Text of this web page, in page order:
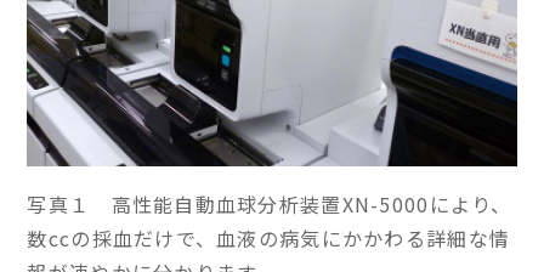
写真１ 高性能自動血球分析装置XN-5000により、
数ccの採血だけで、血液の病気にかかわる詳細な情